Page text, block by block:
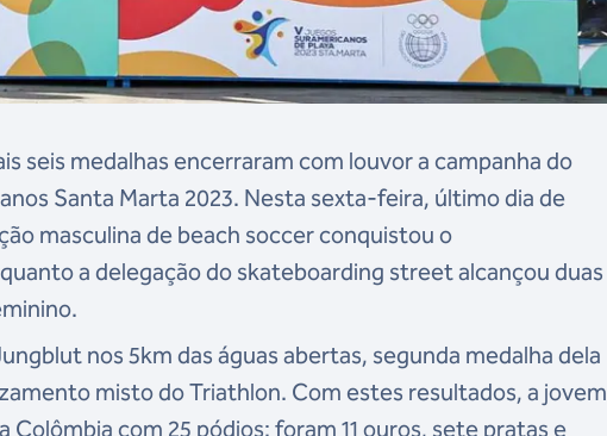
seis medalhas encerraram com louvor a campanha do
Santa Marta 2023. Nesta sexta-feira, último dia de
masculina de beach soccer conquistou o
a delegação do skateboarding street alcançou duas
nos 5km das águas abertas, segunda medalha dela
misto do Triathlon. Com estes resultados, a jovem
Colômbia com 25 pódios: foram 11 ouros, sete pratas e